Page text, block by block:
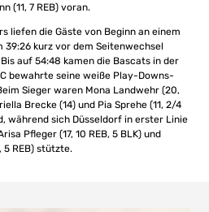
(11, 7 REB) voran.
liefen die Gäste von Beginn an einem
39:26 kurz vor dem Seitenwechsel
auf 54:48 kamen die Bascats in der
bewahrte seine weiße Play-Downs-
Sieger waren Mona Landwehr (20,
Brecke (14) und Pia Sprehe (11, 2/4
während sich Düsseldorf in erster Linie
Pfleger (17, 10 REB, 5 BLK) und
5 REB) stützte.